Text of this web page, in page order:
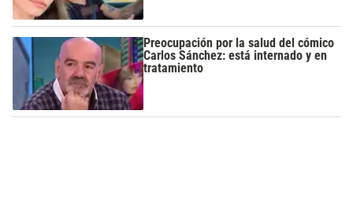
Preocupación por la salud del cómico
Carlos Sánchez: está internado y en
tratamiento